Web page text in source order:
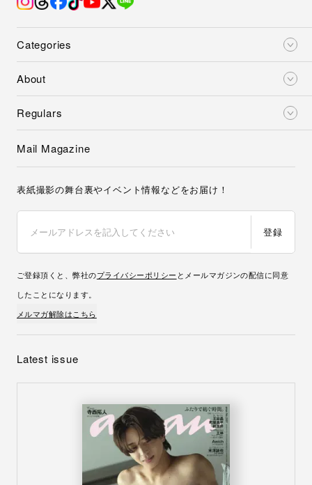
Categories
About
Regulars
Mail Magazine
表紙撮影の舞台裏やイベント情報などをお届け！
登録
ご登録頂くと、弊社のプライバシーポリシー とメールマガジンの配信に同意
したことになります。
メルマガ解除はこちら
Latest issue